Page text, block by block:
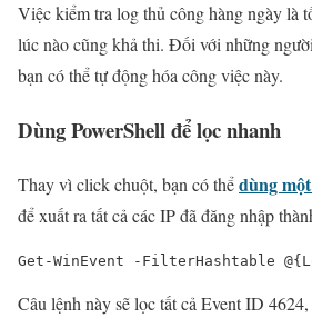
Việc kiểm tra log thủ công hàng ngày là
lúc nào cũng khả thi. Đối với những
bạn có thể tự động hóa công việc này.
Dùng PowerShell để lọc nhanh
Thay vì click chuột, bạn có thểdùng
để xuất ra tất cả các IP đã đăng nhập
Get-WinEvent -FilterHashtable
Câu lệnh này sẽ lọc tất cả Event ID